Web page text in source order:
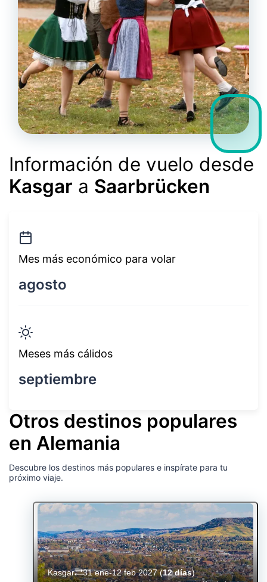
Información de vuelo desde
Kasgar a Saarbrücken
Mes más económico para volar
agosto
Meses más cálidos
septiembre
Otros destinos populares
en Alemania
Descubre los destinos más populares e inspírate para tu
próximo viaje.
Kasgar 31 ene-12 feb 2027(12 días)